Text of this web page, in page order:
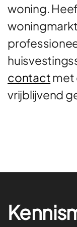
woning.
contactmet
vrijblijvend